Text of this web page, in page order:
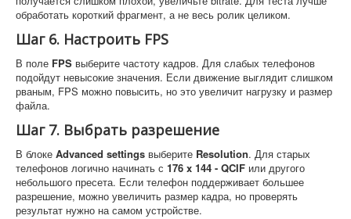
обработать короткий фрагмент, а не весь ролик целиком.
Шаг 6. Настроить FPS
В поле FPS выберите частоту кадров. Для слабых телефонов
подойдут невысокие значения. Если движение выглядит слишком
рваным, FPS можно повысить, но это увеличит нагрузку и размер
файла.
Шаг 7. Выбрать разрешение
В блоке Advanced settings выберите Resolution. Для старых
телефонов логично начинать с 176 x 144 - QCIF или другого
небольшого пресета. Если телефон поддерживает большее
разрешение, можно увеличить размер кадра, но проверять
результат нужно на самом устройстве.